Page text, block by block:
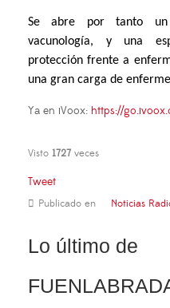
Se abre por tanto
vacunología, y una
protección frente a
una gran carga de
Ya en iVoox: https://
Visto 1727 veces
Tweet
Publicado en Noticias
Lo último de